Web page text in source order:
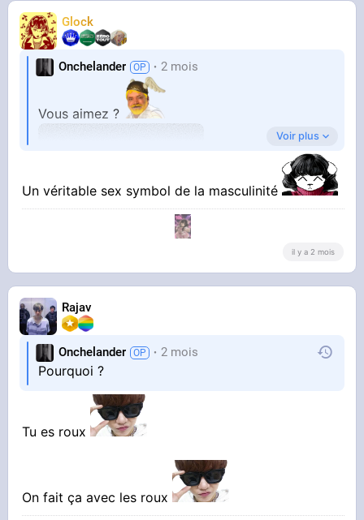
Glock
Onchelander 2 mois
Vous aimez ?
Voir plus
Un véritable sex symbol de la masculinité
il y a 2 mois
Rajav
Onchelander 2 mois
Pourquoi ?
Tu es roux
On fait ça avec les roux